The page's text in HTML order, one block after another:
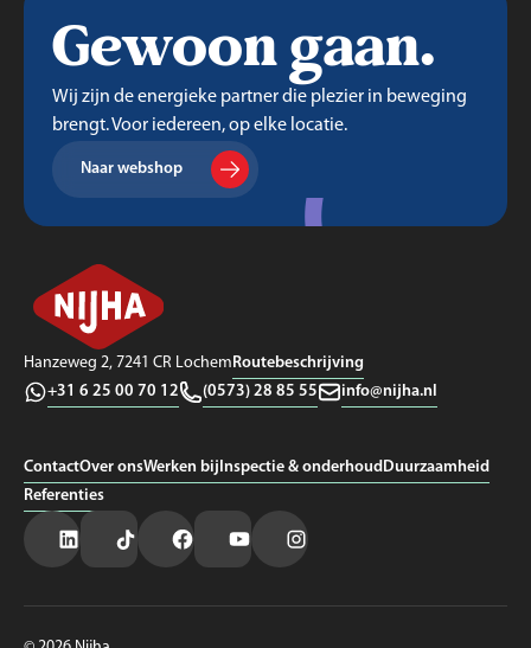
Gewoon gaan.
Wij zijn de energieke partner die plezier in beweging
brengt. Voor iedereen, op elke locatie.
Naar webshop
Hanzeweg 2, 7241 CR LochemRoutebeschrijving
+31 6 25 00 70 12
(0573) 28 85 55 info@nijha.nl
ContactOver onsWerken bij Inspectie & onderhoud Duurzaamheid
Referenties